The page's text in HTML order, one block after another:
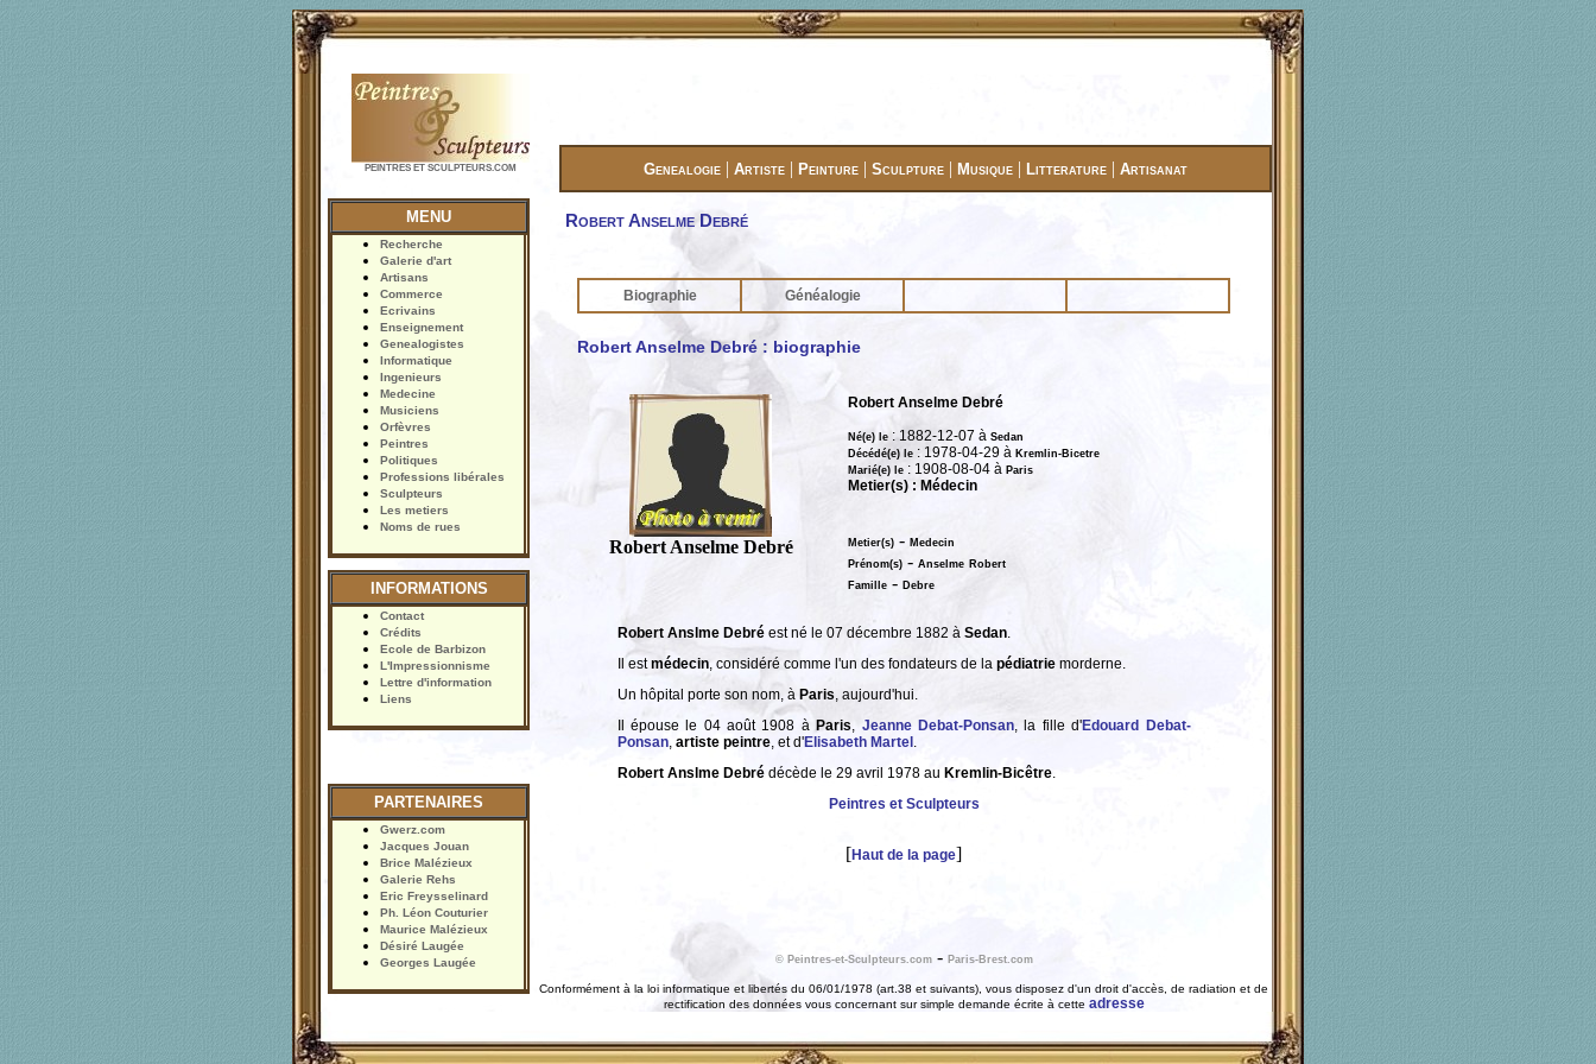
PEINTRES ET SCULPTEURS.COM Genealogie | Artiste | Peinture | Sculpture | Musique | Litterature | Artisanat
MENU
Recherche
Galerie d'art
Artisans
Commerce
Ecrivains
Enseignement
Genealogistes
Informatique
Ingenieurs
Medecine
Musiciens
Orfèvres
Peintres
Politiques
Professions libérales
Sculpteurs
Les metiers
Noms de rues
INFORMATIONS
Contact
Crédits
Ecole de Barbizon
L'Impressionnisme
Lettre d'information
Liens
PARTENAIRES
Gwerz.com
Jacques Jouan
Brice Malézieux
Galerie Rehs
Eric Freysselinard
Ph. Léon Couturier
Maurice Malézieux
Désiré Laugée
Georges Laugée
Robert Anselme Debré
Biographie Généalogie
Robert Anselme Debré : biographie
Robert Anselme Debré
Robert Anselme Debré
Né(e) le : 1882-12-07 à Sedan
Décédé(e) le : 1978-04-29 à Kremlin-Bicetre
Marié(e) le : 1908-08-04 à Paris
Metier(s) : Médecin
Metier(s) - Medecin
Prénom(s) - Anselme Robert
Famille - Debre
Robert Anslme Debréest né le 07 décembre 1882 à Sedan.
Il estmédecin, considéré comme l'un des fondateurs de la pédiatriemorderne.
Un hôpital porte son nom, à Paris, aujourd'hui.
Il épouse le 04 août 1908 à Paris, Jeanne Debat-Ponsan, la fille d'Edouard Debat-
Ponsan, artiste peintre, et d'Elisabeth Martel .
Robert Anslme Debrédécède le 29 avril 1978 au Kremlin-Bicêtre.
Peintres et Sculpteurs
[Haut de la page]
© Peintres-et-Sculpteurs.com- Paris-Brest.com
Conformément à la loi informatique et libertés du 06/01/1978 (art.38 et suivants), vous disposez d'un droit d'accès, de radiation et de
rectification des données vous concernant sur simple demande écrite à cette adresse